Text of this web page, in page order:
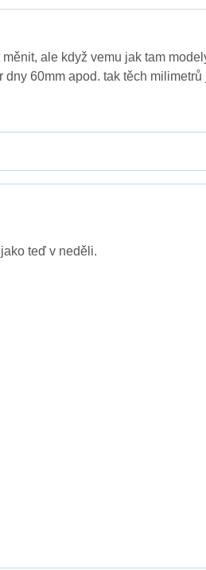
ale když vemu jak tam
60mm apod. tak těch milimetrů
teď v neděli.